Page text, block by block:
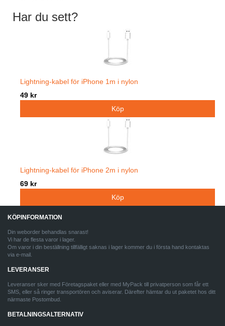
Har du sett?
Lightning-kabel för iPhone 1m i nylon
49 kr
Lightning-kabel för iPhone 2m i nylon
69 kr
KÖPINFORMATION
Din weborder behandlas snarast!
Vi har de flesta varor i lager.
Om varor i din beställning tillfälligt saknas i lager kommer du i första hand kontaktas
via e-mail.
LEVERANSER
Leveranser sker med Företagspaket eller med MyPack till privatperson som får ett
SMS, eller så ringer transportören och aviserar. Därefter hämtar du ut paketet hos ditt
närmaste Postombud.
BETALNINGSALTERNATIV